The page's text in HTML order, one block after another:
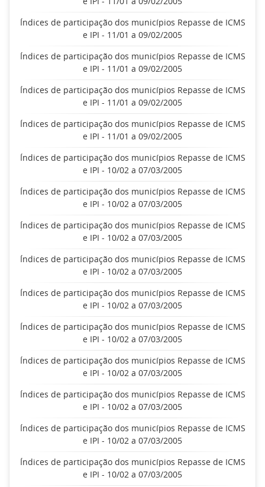
Índices de participação dos municípios Repasse de ICMS
e IPI - 11/01 a 09/02/2005
Índices de participação dos municípios Repasse de ICMS
e IPI - 11/01 a 09/02/2005
Índices de participação dos municípios Repasse de ICMS
e IPI - 11/01 a 09/02/2005
Índices de participação dos municípios Repasse de ICMS
e IPI - 11/01 a 09/02/2005
Índices de participação dos municípios Repasse de ICMS
e IPI - 10/02 a 07/03/2005
Índices de participação dos municípios Repasse de ICMS
e IPI - 10/02 a 07/03/2005
Índices de participação dos municípios Repasse de ICMS
e IPI - 10/02 a 07/03/2005
Índices de participação dos municípios Repasse de ICMS
e IPI - 10/02 a 07/03/2005
Índices de participação dos municípios Repasse de ICMS
e IPI - 10/02 a 07/03/2005
Índices de participação dos municípios Repasse de ICMS
e IPI - 10/02 a 07/03/2005
Índices de participação dos municípios Repasse de ICMS
e IPI - 10/02 a 07/03/2005
Índices de participação dos municípios Repasse de ICMS
e IPI - 10/02 a 07/03/2005
Índices de participação dos municípios Repasse de ICMS
e IPI - 10/02 a 07/03/2005
Índices de participação dos municípios Repasse de ICMS
e IPI - 10/02 a 07/03/2005